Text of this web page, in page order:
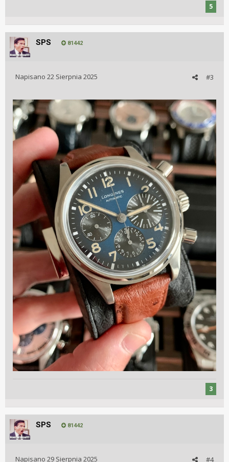
5
SPS 81442
#3
Napisano 22 Sierpnia 2025
3
SPS 81442
#4
Napisano 29 Sierpnia 2025